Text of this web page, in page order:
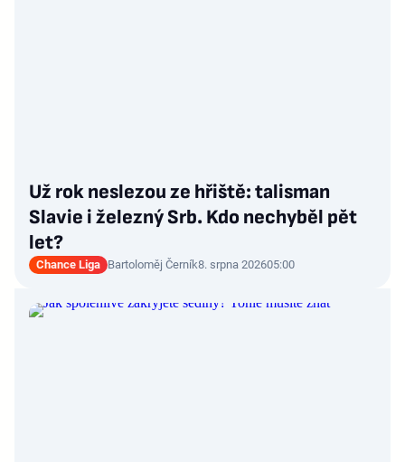
Už rok neslezou ze hřiště: talisman
Slavie i železný Srb. Kdo nechyběl pět
let?
Chance Liga Bartoloměj Černík8. srpna 202605:00